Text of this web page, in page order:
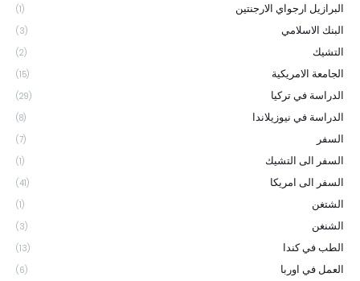
البرازيل ارجواي الارجنتين (1)
البنك الاسلامي (3)
التشيك (2)
الجامعة الامريكية (15)
الدراسة في تركيا (29)
الدراسة في نيوزيلاندا (8)
السفر (7)
السفر الى التشيك (1)
السفر الى امريكا (41)
الشتغن (1)
الشنغن (3)
الطب في كندا (13)
العمل في اوربا (6)